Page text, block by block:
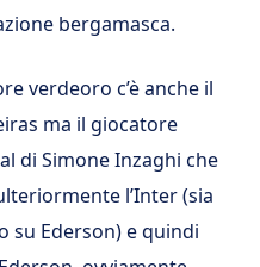
bergamasca.
verdeoro c’è anche il
ma il giocatore
di Simone Inzaghi che
l’Inter (sia
su Ederson) e quindi